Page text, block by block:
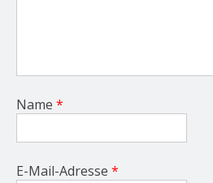
Name *
E-Mail-Adresse *